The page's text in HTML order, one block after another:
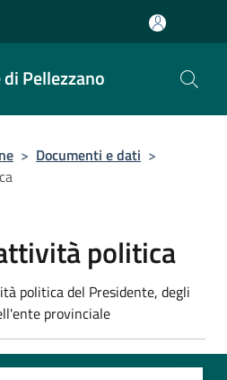
Pellezzano
> Documenti e dati >
politica
politica del Presidente, degli
provinciale